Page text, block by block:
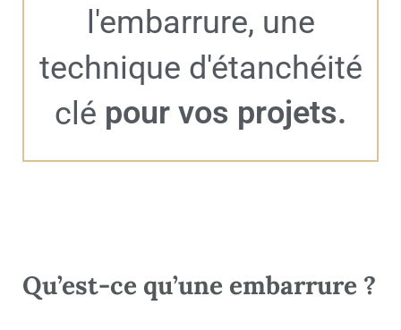
l'embarrure, une
technique d'étanchéité
clé pour vos projets.
Qu’est-ce qu’une embarrure ?